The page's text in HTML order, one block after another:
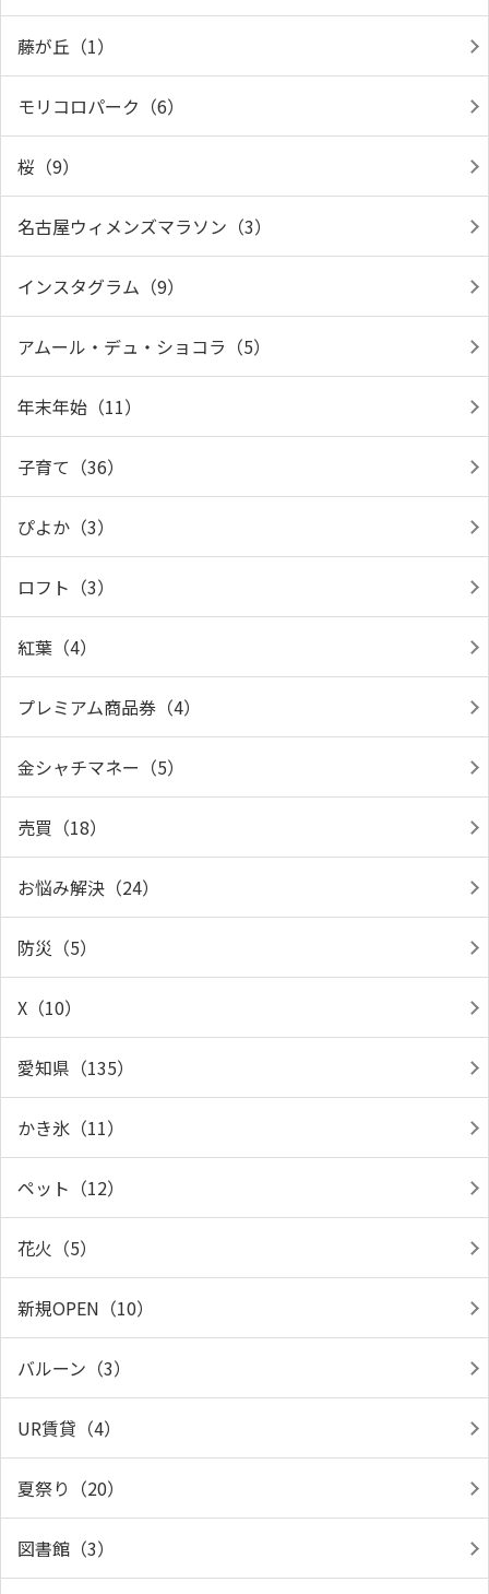
藤が丘（1）
モリコロパーク（6）
桜（9）
名古屋ウィメンズマラソン（3）
インスタグラム（9）
アムール・デュ・ショコラ（5）
年末年始（11）
子育て（36）
ぴよか（3）
ロフト（3）
紅葉（4）
プレミアム商品券（4）
金シャチマネー（5）
売買（18）
お悩み解決（24）
防災（5）
X（10）
愛知県（135）
かき氷（11）
ペット（12）
花火（5）
新規OPEN（10）
バルーン（3）
UR賃貸（4）
夏祭り（20）
図書館（3）